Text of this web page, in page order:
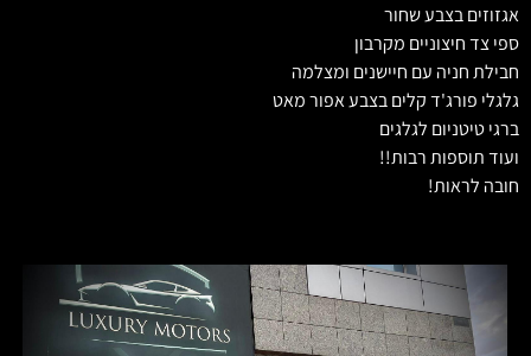
אגזוזים בצבע שחור
ספי צד חיצוניים מקרבון
חבילת חניה עם חיישנים ומצלמה
גלגלי פורג'ד קלים בצבע אפור מאט
ברגי טיטניום לגלגים
ועוד תוספות רבות!!
חובה לראות!